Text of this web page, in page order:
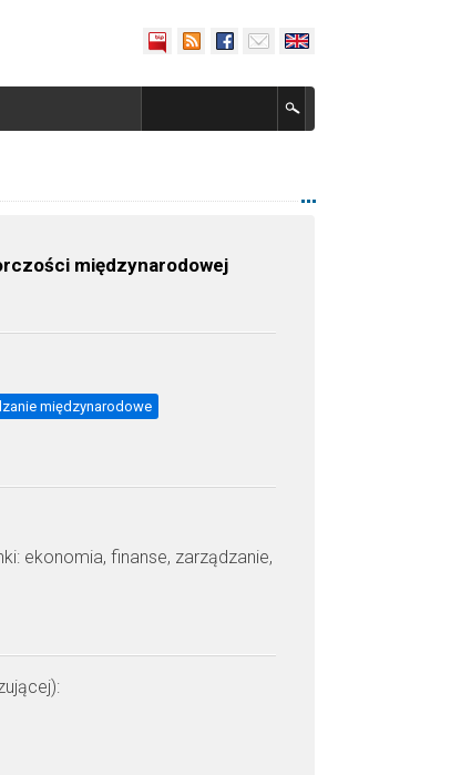
międzynarodowej
międzynarodowe
ekonomia, finanse, zarządzanie,